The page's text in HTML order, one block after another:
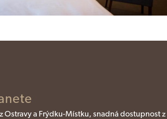
Ostravy a Frýdku-Místku, snadná dostupnost z